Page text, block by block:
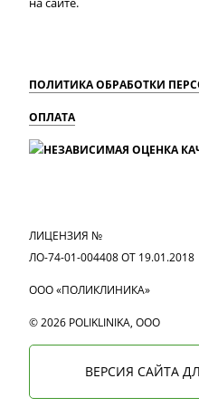
ПОЛИТИКА ОБРАБОТКИ
ОПЛАТА
ЛИЦЕНЗИЯ №
ЛО-74-01-004408 ОТ 19.01.2018
ООО «ПОЛИКЛИНИКА»
© 2026 POLIKLINIKA, OOO
ВЕРСИЯ САЙТА